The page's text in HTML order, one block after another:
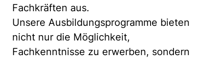
Fachkräften aus.
Unsere Ausbildungsprogramme bieten
nicht nur die Möglichkeit,
Fachkenntnisse zu erwerben, sondern